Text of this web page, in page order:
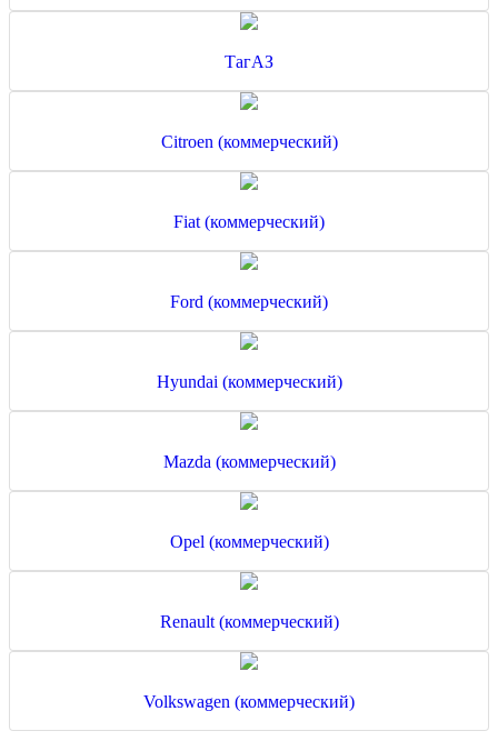
ТагАЗ
Citroen (коммерческий)
Fiat (коммерческий)
Ford (коммерческий)
Hyundai (коммерческий)
Mazda (коммерческий)
Opel (коммерческий)
Renault (коммерческий)
Volkswagen (коммерческий)